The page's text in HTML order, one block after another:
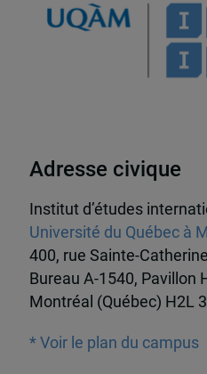
Adresse civique
Institut d’études
Université du Québec à
400, rue Sainte-
Bureau A-1540, Pavillon
Montréal (Québec) H2L
* Voir le plan du campus